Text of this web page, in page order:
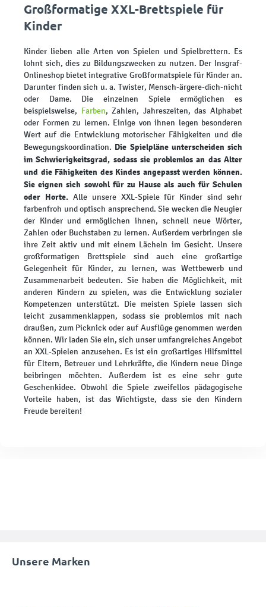
Großformatige XXL-Brettspiele für
Kinder
Kinder lieben alle Arten von Spielen und Spielbrettern. Es
lohnt sich, dies zu Bildungszwecken zu nutzen. Der Insgraf-
Onlineshop bietet integrative Großformatspiele für Kinder an.
Darunter finden sich u. a. Twister, Mensch-ärgere-dich-nicht
oder Dame. Die einzelnen Spiele ermöglichen es
beispielsweise, Farben, Zahlen, Jahreszeiten, das Alphabet
oder Formen zu lernen. Einige von ihnen legen besonderen
Wert auf die Entwicklung motorischer Fähigkeiten und die
Bewegungskoordination. Die Spielpläne unterscheiden sich
im Schwierigkeitsgrad, sodass sie problemlos an das Alter
und die Fähigkeiten des Kindes angepasst werden können.
Sie eignen sich sowohl für zu Hause als auch für Schulen
oder Horte.Alle unsere XXL-Spiele für Kinder sind sehr
farbenfroh und optisch ansprechend. Sie wecken die Neugier
der Kinder und ermöglichen ihnen, schnell neue Wörter,
Zahlen oder Buchstaben zu lernen. Außerdem verbringen sie
ihre Zeit aktiv und mit einem Lächeln im Gesicht. Unsere
großformatigen Brettspiele sind auch eine großartige
Gelegenheit für Kinder, zu lernen, was Wettbewerb und
Zusammenarbeit bedeuten. Sie haben die Möglichkeit, mit
anderen Kindern zu spielen, was die Entwicklung sozialer
Kompetenzen unterstützt. Die meisten Spiele lassen sich
leicht zusammenklappen, sodass sie problemlos mit nach
draußen, zum Picknick oder auf Ausflüge genommen werden
können. Wir laden Sie ein, sich unser umfangreiches Angebot
an XXL-Spielen anzusehen. Es ist ein großartiges Hilfsmittel
für Eltern, Betreuer und Lehrkräfte, die Kindern neue Dinge
beibringen möchten. Außerdem ist es eine sehr gute
Geschenkidee. Obwohl die Spiele zweifellos pädagogische
Vorteile haben, ist das Wichtigste, dass sie den Kindern
Freude bereiten!
Unsere Marken